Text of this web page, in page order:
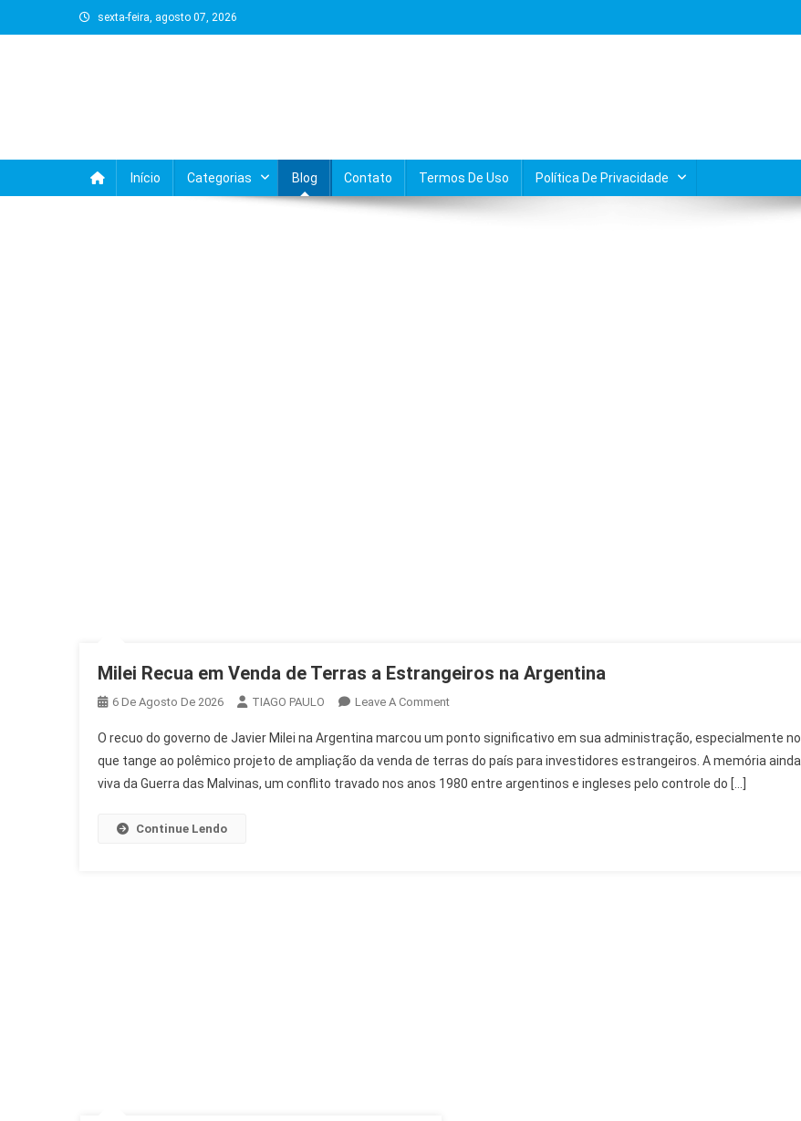
to
sexta-feira, agosto 07, 2026
Início Categorias Blog Contato Termos De Uso Política De Privacidade
Milei Recua em Venda de Terras a Estrangeiros na Argentina
6 De Agosto De 2026 TIAGO PAULO Leave A CommentOn
Recua
Em
Venda
O recuo do governo de Javier Milei na Argentina marcou um ponto significativo em sua administração, especialmente no
que tange ao polêmico projeto de ampliação da venda de terras do país para investidores estrangeiros. A memória ainda
viva da Guerra das Malvinas, um conflito travado nos anos 1980 entre argentinos e ingleses pelo controle do […]
Continue Lendo